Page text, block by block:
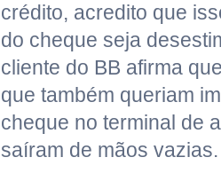
crédito, acredito que
do cheque seja
cliente do BB afirma
que também queriam
cheque no terminal de
saíram de mãos vazias.